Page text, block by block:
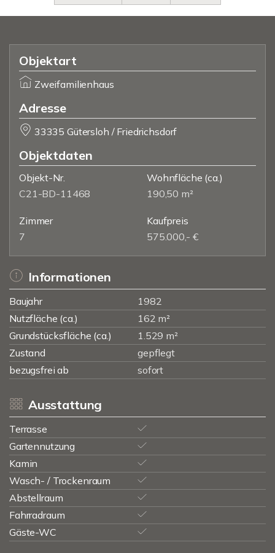
Objektart
Zweifamilienhaus
Adresse
33335 Gütersloh / Friedrichsdorf
Objektdaten
Objekt-Nr.
C21-BD-11468
Wohnfläche (ca.)
190,50 m²
Zimmer
7
Kaufpreis
575.000,- €
Informationen
Baujahr
1982
Nutzfläche (ca.)
162 m²
Grundstücksfläche (ca.)
1.529 m²
Zustand
gepflegt
bezugsfrei ab
sofort
Ausstattung
Terrasse
Gartennutzung
Kamin
Wasch- / Trockenraum
Abstellraum
Fahrradraum
Gäste-WC